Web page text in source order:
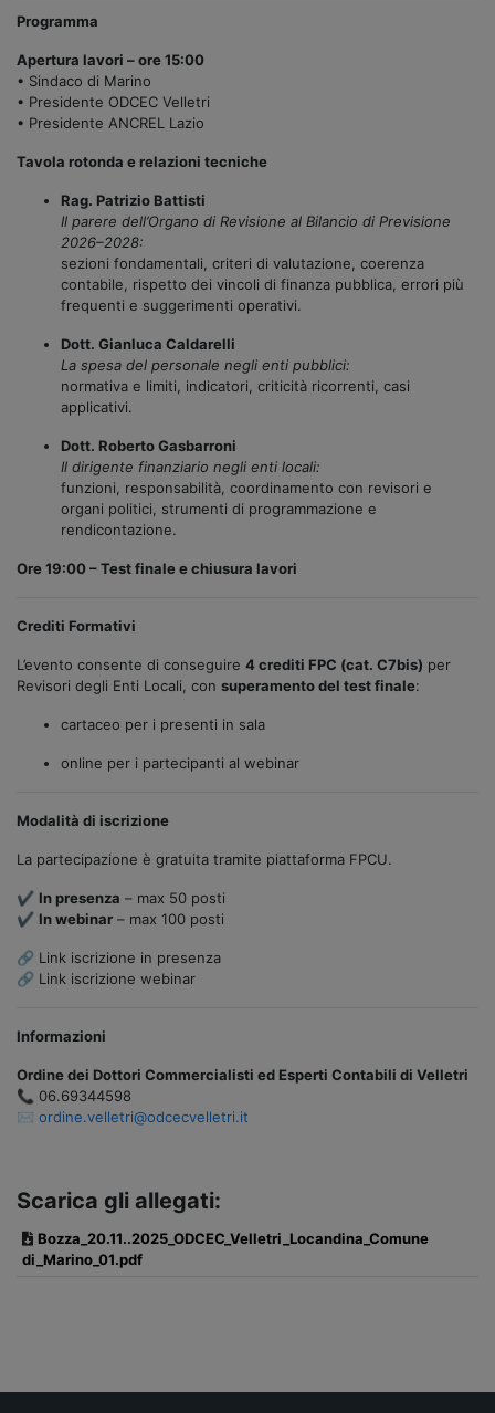
Programma
Apertura lavori – ore 15:00
• Sindaco di Marino
• Presidente ODCEC Velletri
• Presidente ANCREL Lazio
Tavola rotonda e relazioni tecniche
Rag. Patrizio Battisti
Il parere dell’Organo di Revisione al Bilancio di Previsione
2026–2028:
sezioni fondamentali, criteri di valutazione, coerenza
contabile, rispetto dei vincoli di finanza pubblica, errori più
frequenti e suggerimenti operativi.
Dott. Gianluca Caldarelli
La spesa del personale negli enti pubblici:
normativa e limiti, indicatori, criticità ricorrenti, casi
applicativi.
Dott. Roberto Gasbarroni
Il dirigente finanziario negli enti locali:
funzioni, responsabilità, coordinamento con revisori e
organi politici, strumenti di programmazione e
rendicontazione.
Ore 19:00 – Test finale e chiusura lavori
Crediti Formativi
L’evento consente di conseguire 4 crediti FPC (cat. C7bis) per
Revisori degli Enti Locali, con superamento del test finale:
cartaceo per i presenti in sala
online per i partecipanti al webinar
Modalità di iscrizione
La partecipazione è gratuita tramite piattaforma FPCU.
✔ In presenza – max 50 posti
✔ In webinar – max 100 posti
🔗 Link iscrizione in presenza
🔗 Link iscrizione webinar
Informazioni
Ordine dei Dottori Commercialisti ed Esperti Contabili di Velletri
📞 06.69344598
✉️ ordine.velletri@odcecvelletri.it
Scarica gli allegati:
Bozza_20.11..2025_ODCEC_Velletri_Locandina_Comune
di_Marino_01.pdf